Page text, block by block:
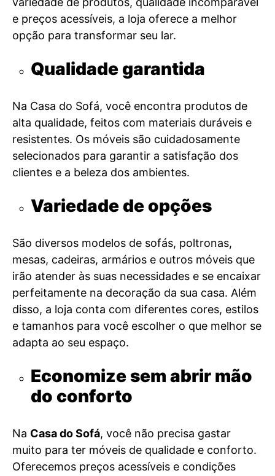
e preços acessíveis, a loja oferece a melhor
opção para transformar seu lar.
Qualidade garantida
Na Casa do Sofá, você encontra produtos de
alta qualidade, feitos com materiais duráveis e
resistentes. Os móveis são cuidadosamente
selecionados para garantir a satisfação dos
clientes e a beleza dos ambientes.
Variedade de opções
São diversos modelos de sofás, poltronas,
mesas, cadeiras, armários e outros móveis que
irão atender às suas necessidades e se encaixar
perfeitamente na decoração da sua casa. Além
disso, a loja conta com diferentes cores, estilos
e tamanhos para você escolher o que melhor se
adapta ao seu espaço.
Economize sem abrir mão
do conforto
Na Casa do Sofá, você não precisa gastar
muito para ter móveis de qualidade e conforto.
Oferecemos preços acessíveis e condições